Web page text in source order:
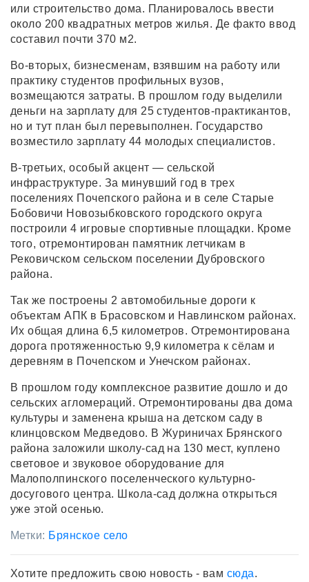
или строительство дома. Планировалось ввести
около 200 квадратных метров жилья. Де факто ввод
составил почти 370 м2.
Во-вторых, бизнесменам, взявшим на работу или
практику студентов профильных вузов,
возмещаются затраты. В прошлом году выделили
деньги на зарплату для 25 студентов-практикантов,
но и тут план был перевыполнен. Государство
возместило зарплату 44 молодых специалистов.
В-третьих, особый акцент — сельской
инфраструктуре. За минувший год в трех
поселениях Почепского района и в селе Старые
Бобовичи Новозыбковского городского округа
построили 4 игровые спортивные площадки. Кроме
того, отремонтирован памятник летчикам в
Рековичском сельском поселении Дубровского
района.
Так же построены 2 автомобильные дороги к
объектам АПК в Брасовском и Навлинском районах.
Их общая длина 6,5 километров. Отремонтирована
дорога протяженностью 9,9 километра к сёлам и
деревням в Почепском и Унечском районах.
В прошлом году комплексное развитие дошло и до
сельских агломераций. Отремонтированы два дома
культуры и заменена крыша на детском саду в
клинцовском Медведово. В Журиничах Брянского
района заложили школу-сад на 130 мест, куплено
световое и звуковое оборудование для
Малополпинского поселенческого культурно-
досугового центра. Школа-сад должна открыться
уже этой осенью.
Метки: Брянское село
Хотите предложить свою новость - вам сюда.